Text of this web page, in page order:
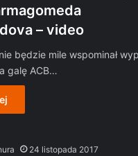
– video
będzie mile wspominał
galę ACB…
24 listopada 2017